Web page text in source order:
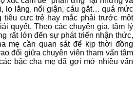
lo lắng, nổi giận, cáu gắt… quá mức
cực trẻ hay mắc phải trước một
quyết. Theo các chuyên gia, tâm lý
rất lớn đến sự phát triển nhận thức,
mẹ cần quan sát để kịp thời đồng
đổi giữa chuyên viên tham vấn tâm
bậc cha mẹ đã gợi mở nhiều vấn